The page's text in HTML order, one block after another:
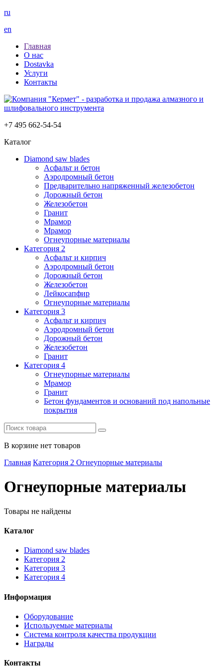
ru
en
Главная
О нас
Dostavka
Услуги
Контакты
+7 495 662-54-54
Каталог
Diamond saw blades
Асфальт и бетон
Аэродромный бетон
Предварительно напряженный железобетон
Дорожный бетон
Железобетон
Гранит
Мрамор
Мрамор
Огнеупорные материалы
Категория 2
Асфальт и кирпич
Аэродромный бетон
Дорожный бетон
Железобетон
Лейкосапфир
Огнеупорные материалы
Категория 3
Асфальт и кирпич
Аэродромный бетон
Дорожный бетон
Железобетон
Гранит
Категория 4
Огнеупорные материалы
Мрамор
Гранит
Бетон фундаментов и оснований под напольные
покрытия
В корзине нет товаров
Главная Категория 2 Огнеупорные материалы
Огнеупорные материалы
Товары не найдены
Каталог
Diamond saw blades
Категория 2
Категория 3
Категория 4
Информация
Оборудование
Используемые материалы
Система контроля качества продукции
Награды
Контакты